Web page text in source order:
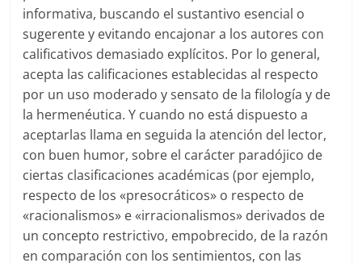
informativa, buscando el sustantivo esencial o
sugerente y evitando encajonar a los autores con
calificativos demasiado explícitos. Por lo general,
acepta las calificaciones establecidas al respecto
por un uso moderado y sensato de la filología y de
la hermenéutica. Y cuando no está dispuesto a
aceptarlas llama en seguida la atención del lector,
con buen humor, sobre el carácter paradójico de
ciertas clasificaciones académicas (por ejemplo,
respecto de los «presocráticos» o respecto de
«racionalismos» e «irracionalismos» derivados de
un concepto restrictivo, empobrecido, de la razón
en comparación con los sentimientos, con las